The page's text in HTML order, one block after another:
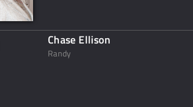
Chase Ellison
Randy